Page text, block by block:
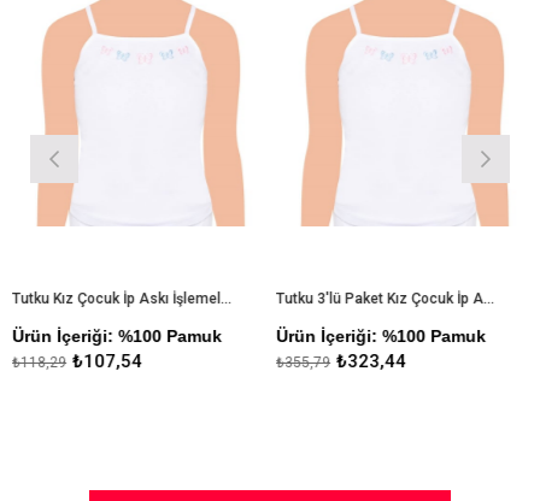
Tutku Kız Çocuk İp Askı İşlemeli Atlet
İçeriği: %100 Pamuk
₺107,54
Tutku 3'lü Paket Kız Çocuk İp Askı İşlemeli Atlet
Ürün İçeriği: %100 Pamuk
₺323,44
₺355,79